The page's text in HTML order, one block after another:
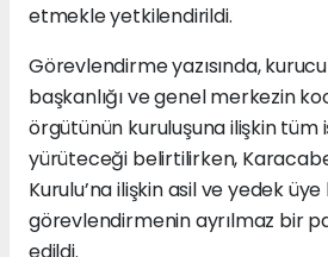
etmekle yetkilendirildi.
Görevlendirme yazısında,
başkanlığı ve genel merkezin
örgütünün kuruluşuna ilişkin tüm
yürüteceği belirtilirken,
Kurulu’na ilişkin asil ve yedek
görevlendirmenin ayrılmaz bir